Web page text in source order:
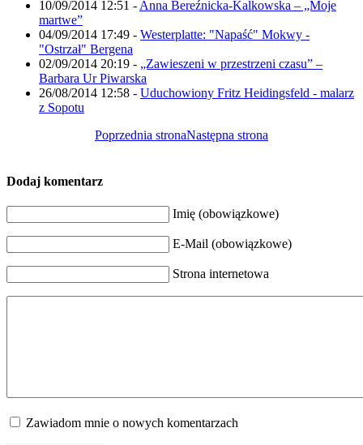
10/09/2014 12:51 - Anna Bereźnicka-Kalkowska – „Moje
martwe”
04/09/2014 17:49 - Westerplatte: "Napaść" Mokwy -
"Ostrzał" Bergena
02/09/2014 20:19 - „Zawieszeni w przestrzeni czasu” –
Barbara Ur Piwarska
26/08/2014 12:58 - Uduchowiony Fritz Heidingsfeld - malarz
z Sopotu
Poprzednia stronaNastępna strona
Dodaj komentarz
Imię (obowiązkowe)
E-Mail (obowiązkowe)
Strona internetowa
Zawiadom mnie o nowych komentarzach